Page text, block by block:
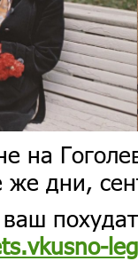
на
же дни,